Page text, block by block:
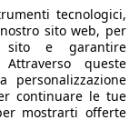
per la correttezza
Torna su
tecnologici,
sito web, per
sito e garantire
queste
personalizzazione
continuare le tue
mostrarti offerte